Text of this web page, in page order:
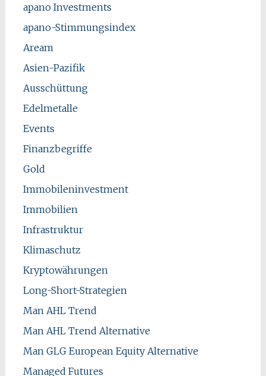
apano Investments
apano-Stimmungsindex
Aream
Asien-Pazifik
Ausschüttung
Edelmetalle
Events
Finanzbegriffe
Gold
Immobileninvestment
Immobilien
Infrastruktur
Klimaschutz
Kryptowährungen
Long-Short-Strategien
Man AHL Trend
Man AHL Trend Alternative
Man GLG European Equity Alternative
Managed Futures